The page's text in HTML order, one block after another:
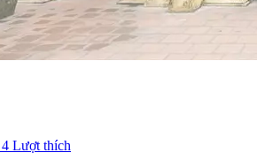
Lượt thích